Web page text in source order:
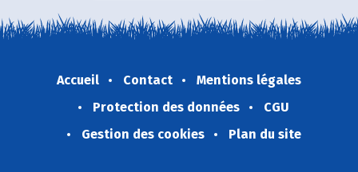
Accueil Contact
Mentions légales
Protection des données
CGU
Gestion des cookies
Plan du site